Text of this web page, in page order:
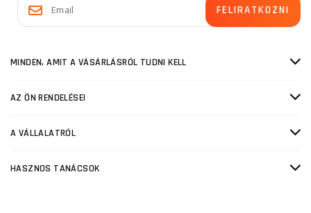
MINDEN, AMIT A VÁSÁRLÁSRÓL TUDNI KELL
AZ ÖN RENDELÉSEI
A VÁLLALATRÓL
HASZNOS TANÁCSOK